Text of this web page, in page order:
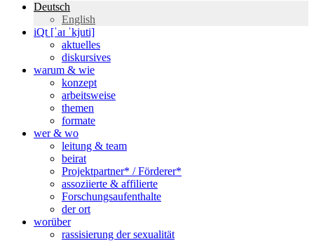
Deutsch
English
iQt [ˈaɪ ˈkjuti]
aktuelles
diskursives
warum & wie
konzept
arbeitsweise
themen
formate
wer & wo
leitung & team
beirat
Projektpartner* / Förderer*
assoziierte & affilierte
Forschungsaufenthalte
der ort
worüber
rassisierung der sexualität